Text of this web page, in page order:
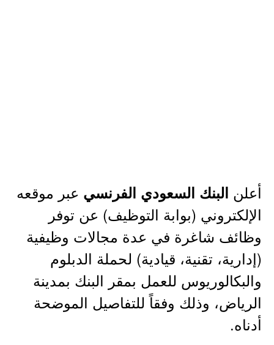
أعلن البنك السعودي الفرنسي عبر موقعه
الإلكتروني (بوابة التوظيف) عن توفر
وظائف شاغرة في عدة مجالات وظيفية
(إدارية، تقنية، قيادية) لحملة الدبلوم
والبكالوريوس للعمل بمقر البنك بمدينة
الرياض، وذلك وفقاً للتفاصيل الموضحة
أدناه.